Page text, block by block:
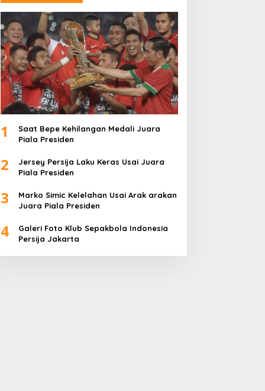
1
Saat Bepe Kehilangan Medali Juara
Piala Presiden
2
Jersey Persija Laku Keras Usai Juara
Piala Presiden
3
Marko Simic Kelelahan Usai Arak arakan
Juara Piala Presiden
4
Galeri Foto Klub Sepakbola Indonesia
Persija Jakarta